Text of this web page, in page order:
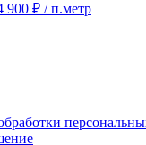
900 ₽ / п.метр